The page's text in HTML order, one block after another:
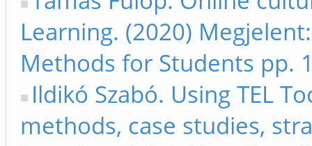
Learning. (2020)
Methods for Students pp.
Ildikó Szabó. Using TEL
methods, case studies,